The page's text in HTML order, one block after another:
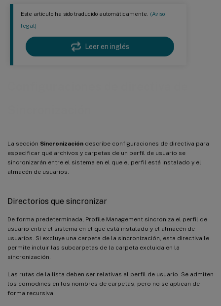
Este artículo ha sido traducido automáticamente. (Aviso
legal)
Leer en inglés
La sección Sincronización describe configuraciones de directiva para
especificar qué archivos y carpetas de un perfil de usuario se
sincronizarán entre el sistema en el que el perfil está instalado y el
almacén de usuarios.
Directorios que sincronizar
De forma predeterminada, Profile Management sincroniza el perfil de
usuario entre el sistema en el que está instalado y el almacén de
usuarios. Si excluye una carpeta de la sincronización, esta directiva le
permite incluir las subcarpetas de la carpeta excluida en la
sincronización.
Las rutas de la lista deben ser relativas al perfil de usuario. Se admiten
los comodines en los nombres de carpetas, pero no se aplican de
forma recursiva.